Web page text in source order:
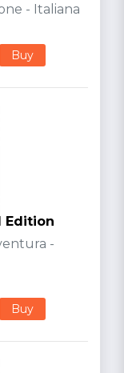
- Italiana
Buy
Edition
-
Buy